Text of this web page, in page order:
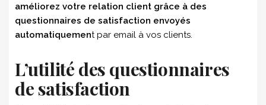
améliorez votre relation client grâce à des
questionnaires de satisfaction envoyés
automatiquement par email à vos clients.
L’utilité des questionnaires
de satisfaction